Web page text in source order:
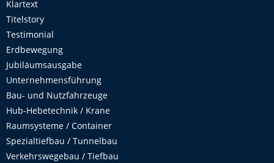
Klartext
Titelstory
Testimonial
Erdbewegung
Jubiläumsausgabe
Unternehmensführung
Bau- und Nutzfahrzeuge
Hub-Hebetechnik / Krane
Raumsysteme / Container
Spezialtiefbau / Tunnelbau
Verkehrswegebau / Tiefbau